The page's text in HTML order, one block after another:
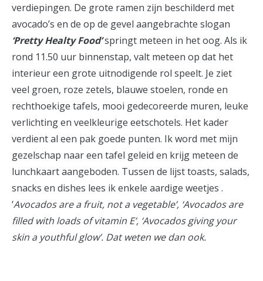
verdiepingen. De grote ramen zijn beschilderd met
avocado’s en de op de gevel aangebrachte slogan
‘Pretty Healty Food’springt meteen in het oog. Als ik
rond 11.50 uur binnenstap, valt meteen op dat het
interieur een grote uitnodigende rol speelt. Je ziet
veel groen, roze zetels, blauwe stoelen, ronde en
rechthoekige tafels, mooi gedecoreerde muren, leuke
verlichting en veelkleurige eetschotels. Het kader
verdient al een pak goede punten. Ik word met mijn
gezelschap naar een tafel geleid en krijg meteen de
lunchkaart aangeboden. Tussen de lijst toasts, salads,
snacks en dishes lees ik enkele aardige weetjes .
‘Avocados are a fruit, not a vegetable’, ‘Avocados are
filled with loads of vitamin E’, ‘Avocados giving your
skin a youthful glow’. Dat weten we dan ook.